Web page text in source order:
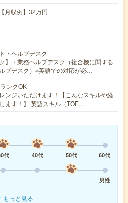
収例】32万円
・ヘルプデスク
】・業務ヘルプデスク（複合機に関する
プデスク）※英語での対応が必…
ンクOK
ンジいただけます！【こんなスキルや経
ます！】 英語スキル（TOE…
代 40代 50代
60代
男性
もっと見る